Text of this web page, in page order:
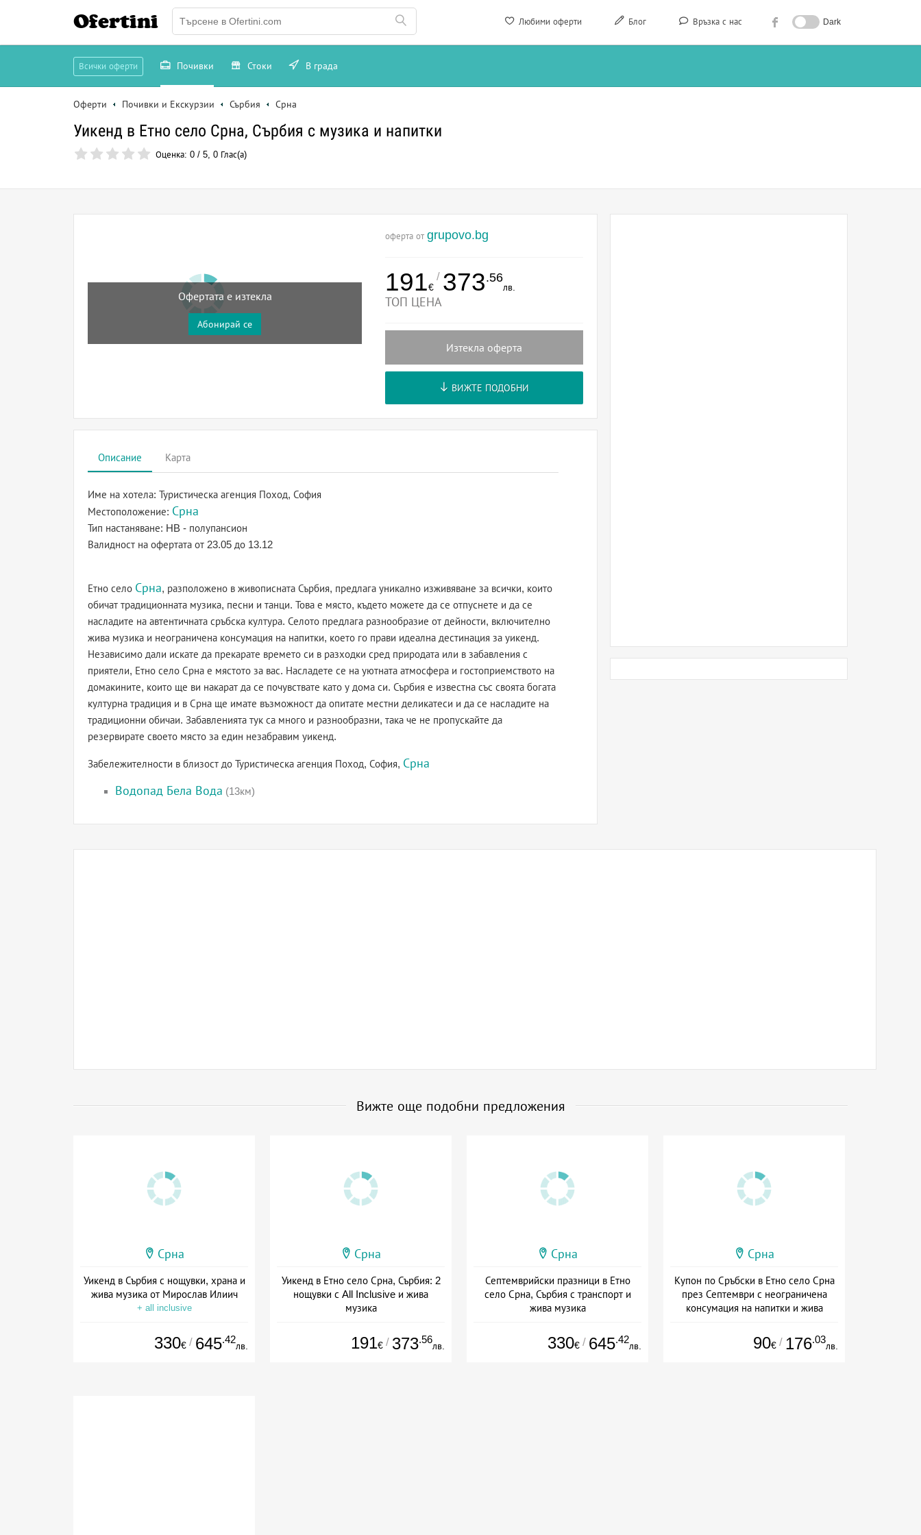
Любими оферти Блог Връзка с нас Dark
Ofertini
Всички оферти Почивки Стоки В града
Оферти Почивки и Екскурзии Сърбия Срна
Уикенд в Етно село Срна, Сърбия с музика и напитки
Оценка: 0 / 5, 0 Глас(а)
Офертата е изтекла
Абонирай се
оферта от grupovo.bg
191€
/ 373.56
лв.
ТОП ЦЕНА
Изтекла оферта
ВИЖТЕ ПОДОБНИ
Описание Карта
Име на хотела: Туристическа агенция Поход, София
Местоположение: Срна
Тип настаняване: HB - полупансион
Валидност на офертата от 23.05 до 13.12
Етно село Срна, разположено в живописната Сърбия, предлага уникално изживяване за всички, които
обичат традиционната музика, песни и танци. Това е място, където можете да се отпуснете и да се
насладите на автентичната сръбска култура. Селото предлага разнообразие от дейности, включително
жива музика и неограничена консумация на напитки, което го прави идеална дестинация за уикенд.
Независимо дали искате да прекарате времето си в разходки сред природата или в забавления с
приятели, Етно село Срна е мястото за вас. Насладете се на уютната атмосфера и гостоприемството на
домакините, които ще ви накарат да се почувствате като у дома си. Сърбия е известна със своята богата
културна традиция и в Срна ще имате възможност да опитате местни деликатеси и да се насладите на
традиционни обичаи. Забавленията тук са много и разнообразни, така че не пропускайте да
резервирате своето място за един незабравим уикенд.
Забележителности в близост до Туристическа агенция Поход, София, Срна
Водопад Бела Вода (13км)
Вижте още подобни предложения
Срна
Уикенд в Сърбия с нощувки, храна и
жива музика от Мирослав Илиич
+ all inclusive
330€ / 645.42
лв.
Срна
Уикенд в Етно село Срна, Сърбия: 2
нощувки с All Inclusive и жива
музика
191€ / 373.56
лв.
Срна
Септемврийски празници в Етно
село Срна, Сърбия с транспорт и
жива музика
330€ / 645.42
лв.
Срна
Купон по Сръбски в Етно село Срна
през Септември с неограничена
консумация на напитки и жива
+ полупансион
90€ / 176.03
лв.